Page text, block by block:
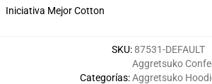
Iniciativa Mejor Cotton
SKU:87531-DEFAULT
Categorías:
Aggretsuko
Aggretsuko